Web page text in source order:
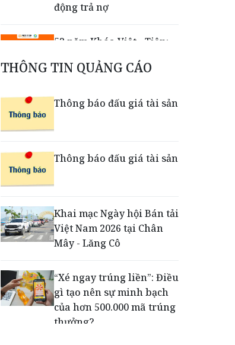
động trả nợ
52 năm Khóa Việt - Tiệp:
Việt bằng chất lượng, đổi
tại Hải Phòng
kiến tạo trải nghiệm giao
dịch an tâm trên không
gian số
THÔNG TIN QUẢNG CÁO
Thông báo đấu giá tài sản
Thông báo đấu giá tài sản
Khai mạc Ngày hội Bán tải
Việt Nam 2026 tại Chân
Mây - Lăng Cô
“Xé ngay trúng liền”: Điều
gì tạo nên sự minh bạch
của hơn 500.000 mã trúng
thưởng?